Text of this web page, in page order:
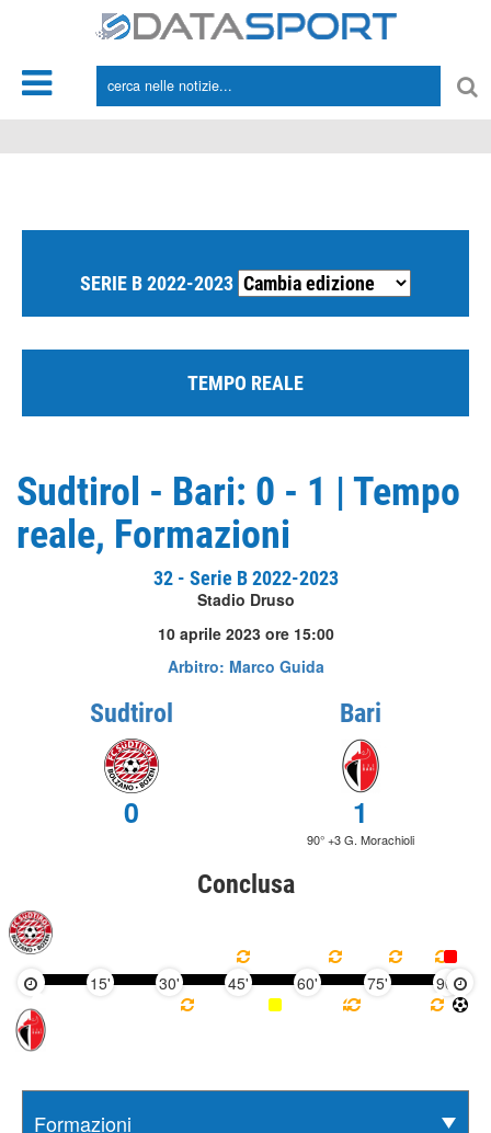
SERIE B 2022-2023
TEMPO REALE
Sudtirol - Bari: 0 - 1 | Tempo
reale, Formazioni
32 - Serie B 2022-2023
Stadio Druso
10 aprile 2023 ore 15:00
Arbitro: Marco Guida
Sudtirol
0
Bari
1
90° +3 G. Morachioli
Conclusa
15' 30' 45' 60' 75' 90'